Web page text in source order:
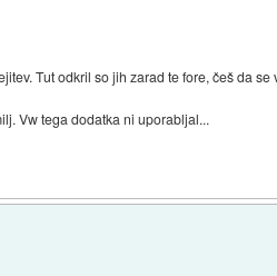
Tut odkril so jih zarad te fore, češ da
Vw tega dodatka ni uporabljal...